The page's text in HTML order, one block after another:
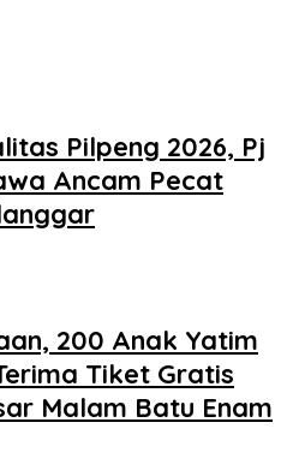
Pilpeng 2026, Pj
Ancam Pecat
200 Anak Yatim
Tiket Gratis
Malam Batu Enam